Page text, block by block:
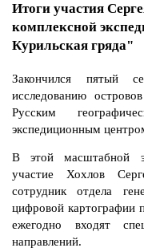
Итоги участия
комплексной
Курильская гряда"
Закончился пятый
исследованию
Русским
экспедиционным
В этой масштабной
участие Хохлов
сотрудник отдела
цифровой картографии
ежегодно входят
направлений.